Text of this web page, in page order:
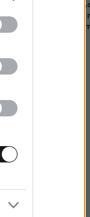
Ρίτα
λαϊκή
τη ζωή της